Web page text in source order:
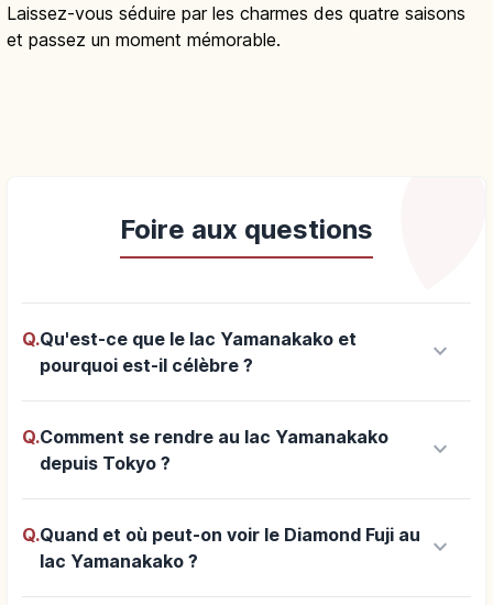
Laissez-vous séduire par les charmes des quatre saisons
et passez un moment mémorable.
Foire aux questions
Q.Qu'est-ce que le lac Yamanakako et
pourquoi est-il célèbre ?
keyboard_arrow_down
Q.Comment se rendre au lac Yamanakako
depuis Tokyo ?
keyboard_arrow_down
Q.Quand et où peut-on voir le Diamond Fuji au
lac Yamanakako ?
keyboard_arrow_down